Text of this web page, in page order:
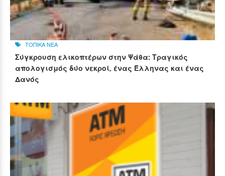
ΤΟΠΙΚΑ ΝΕΑ
Σύγκρουση ελικοπτέρων στην Ψάθα: Τραγικός
απολογισμός δύο νεκροί, ένας Έλληνας και ένας
Δανός